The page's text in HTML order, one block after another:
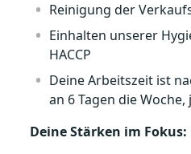
Reinigung der
Einhalten unserer
HACCP
Deine Arbeitszeit ist
an 6 Tagen die Woche,
Deine Stärken im